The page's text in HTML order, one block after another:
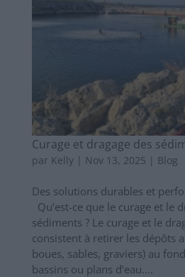
Curage et dragage des
par Kelly| Nov 13, 2025 | Blog
Des solutions durables et
Qu’est-ce que le curage et le
sédiments ? Le curage et le
consistent à retirer les dépôts
boues, sables, graviers) au
bassins ou plans d’eau....